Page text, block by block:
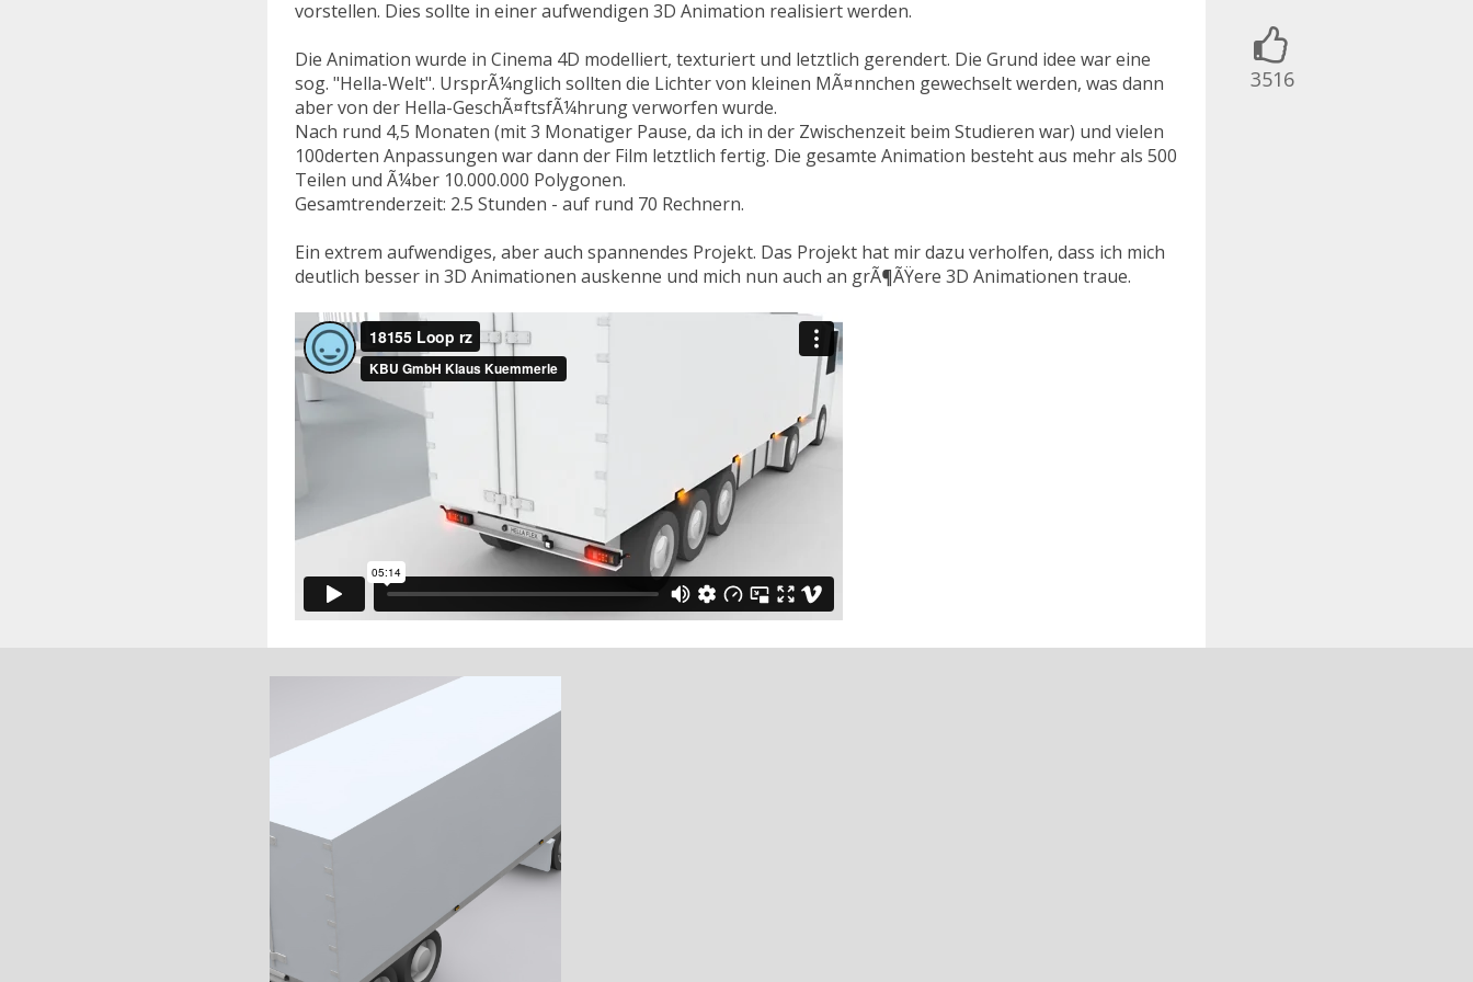
vorstellen. Dies sollte in einer aufwendigen 3D Animation realisiert werden.
Die Animation wurde in Cinema 4D modelliert, texturiert und letztlich gerendert. Die Grund idee war eine
sog. "Hella-Welt". UrsprÃ¼nglich sollten die Lichter von kleinen MÃ¤nnchen gewechselt werden, was dann
aber von der Hella-GeschÃ¤ftsfÃ¼hrung verworfen wurde.
Nach rund 4,5 Monaten (mit 3 Monatiger Pause, da ich in der Zwischenzeit beim Studieren war) und vielen
100derten Anpassungen war dann der Film letztlich fertig. Die gesamte Animation besteht aus mehr als 500
Teilen und Ã¼ber 10.000.000 Polygonen.
Gesamtrenderzeit: 2.5 Stunden - auf rund 70 Rechnern.
Ein extrem aufwendiges, aber auch spannendes Projekt. Das Projekt hat mir dazu verholfen, dass ich mich
deutlich besser in 3D Animationen auskenne und mich nun auch an grÃ¶ÃŸere 3D Animationen traue.
3516
vorstellen. Dies sollte in einer aufwendigen 3D Animation realisiert werden.
Die Animation wurde in Cinema 4D modelliert, texturiert und letztlich gerendert. Die Grund idee war eine
sog. "Hella-Welt". UrsprÃ¼nglich sollten die Lichter von kleinen MÃ¤nnchen gewechselt werden, was dann
aber von der Hella-GeschÃ¤ftsfÃ¼hrung verworfen wurde.
Nach rund 4,5 Monaten (mit 3 Monatiger Pause, da ich in der Zwischenzeit beim Studieren war) und vielen
100derten Anpassungen war dann der Film letztlich fertig. Die gesamte Animation besteht aus mehr als 500
Teilen und Ã¼ber 10.000.000 Polygonen.
Gesamtrenderzeit: 2.5 Stunden - auf rund 70 Rechnern.
Ein extrem aufwendiges, aber auch spannendes Projekt. Das Projekt hat mir dazu verholfen, dass ich mich
deutlich besser in 3D Animationen auskenne und mich nun auch an grÃ¶ÃŸere 3D Animationen traue.
3516